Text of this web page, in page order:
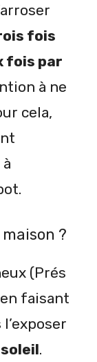
fois
fois par
à ne
cela,
?
(Prés
faisant
.